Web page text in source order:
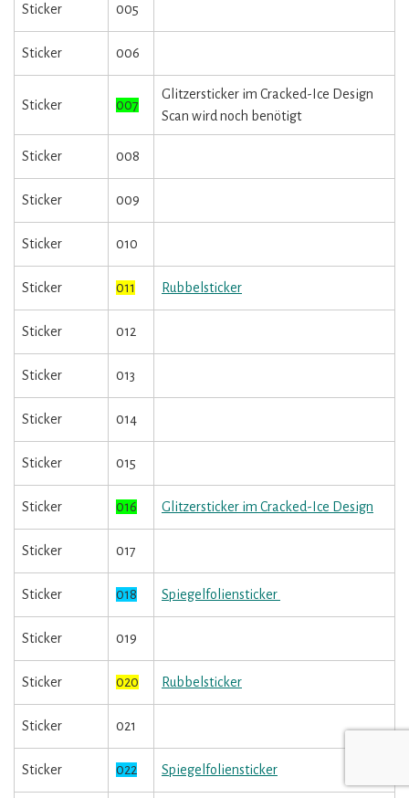
Sticker 005
Sticker 006
Sticker 007
Glitzersticker im Cracked-Ice Design
Scan wird noch benötigt
Sticker 008
Sticker 009
Sticker 010
Sticker 011 Rubbelsticker
Sticker 012
Sticker 013
Sticker 014
Sticker 015
Sticker 016 Glitzersticker im Cracked-Ice Design
Sticker 017
Sticker 018 Spiegelfoliensticker
Sticker 019
Sticker 020 Rubbelsticker
Sticker 021
Sticker 022 Spiegelfoliensticker